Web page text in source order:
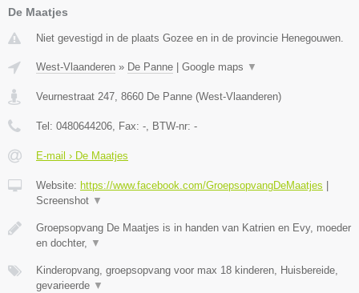
De Maatjes
Niet gevestigd in de plaats Gozee en in de provincie Henegouwen.
West-Vlaanderen » De Panne Google maps ▼
Veurnestraat 247, 8660 De Panne (West-Vlaanderen)
Tel: 0480644206, Fax: -, BTW-nr: -
E-mail › De Maatjes
Website: https://www.facebook.com/GroepsopvangDeMaatjes
Screenshot ▼
Groepsopvang De Maatjes is in handen van Katrien en Evy, moeder
en dochter, ▼
Kinderopvang, groepsopvang voor max 18 kinderen, Huisbereide,
gevarieerde ▼